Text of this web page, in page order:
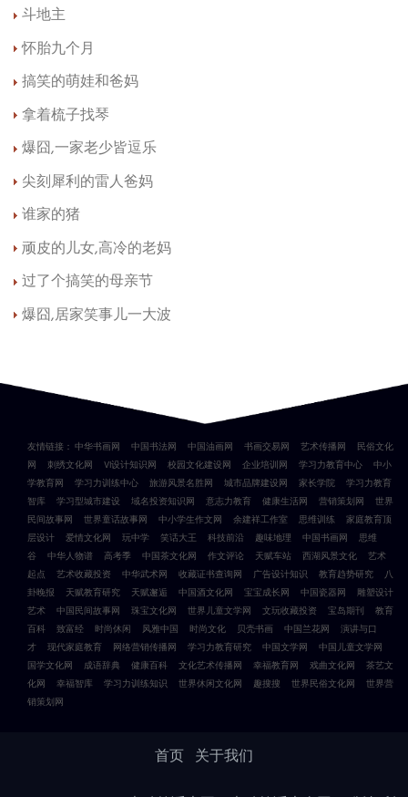
斗地主
怀胎九个月
搞笑的萌娃和爸妈
拿着梳子找琴
爆囧,一家老少皆逗乐
尖刻犀利的雷人爸妈
谁家的猪
顽皮的儿女,高冷的老妈
过了个搞笑的母亲节
爆囧,居家笑事儿一大波
友情链接： 中华书画网 中国书法网 中国油画网 书画交易网 艺术传播网
民俗文化
网
刺绣文化网 VI设计知识网 校园文化建设网 企业培训网 学习力教育中心
中小
学教育网
学习力训练中心 旅游风景名胜网 城市品牌建设网 家长学院
学习力教育
智库
学习型城市建设 域名投资知识网 意志力教育 健康生活网 营销策划网
世界
民间故事网
世界童话故事网 中小学生作文网 余建祥工作室 思维训练
家庭教育顶
层设计
爱情文化网 玩中学 笑话大王 科技前沿 趣味地理 中国书画网
思维
谷
中华人物谱 高考季 中国茶文化网 作文评论 天赋车站 西湖风景文化
艺术
起点
艺术收藏投资 中华武术网 收藏证书查询网 广告设计知识 教育趋势研究
八
卦晚报
天赋教育研究 天赋邂逅 中国酒文化网 宝宝成长网 中国瓷器网
雕塑设计
艺术
中国民间故事网 珠宝文化网 世界儿童文学网 文玩收藏投资 宝岛期刊
教育
百科
致富经 时尚休闲 风雅中国 时尚文化 贝壳书画 中国兰花网
演讲与口
才
现代家庭教育 网络营销传播网 学习力教育研究 中国文学网
中国儿童文学网
国学文化网
成语辞典 健康百科 文化艺术传播网 幸福教育网 戏曲文化网
茶艺文
化网
幸福智库 学习力训练知识 世界休闲文化网 趣搜搜 世界民俗文化网
世界营
销策划网
首页 关于我们